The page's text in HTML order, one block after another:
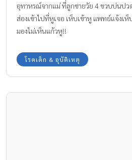
อุทาหรณ์จากแม่ ที่ลูกชายวัย 4 ขวบบ่นปว
ส่องเข้าไปที่หูเจอ เห็บเข้าหู แพทย์แจ้งเ
มองไม่เห็นแก้วหู!!
โรคเด็ก & อุบัติเหตุ